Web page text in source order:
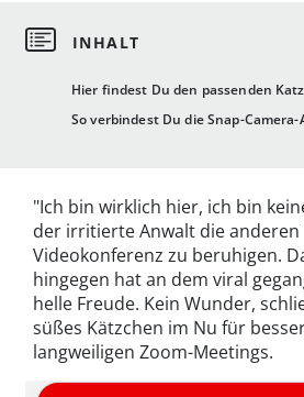
Hier findest Du den passenden
So verbindest Du die Snap-
"Ich bin wirklich hier, ich bin
der irritierte Anwalt die
Videokonferenz zu beruhigen.
hingegen hat an dem viral
helle Freude. Kein Wunder,
süßes Kätzchen im Nu für
langweiligen Zoom-Meetings.